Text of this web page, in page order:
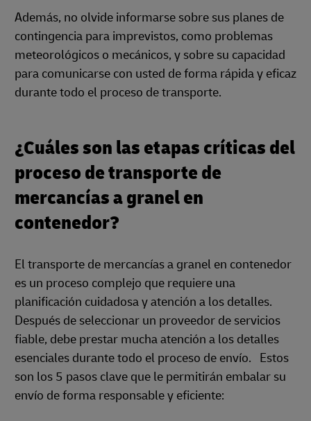
Además, no olvide informarse sobre sus planes de
contingencia para imprevistos, como problemas
meteorológicos o mecánicos, y sobre su capacidad
para comunicarse con usted de forma rápida y eficaz
durante todo el proceso de transporte.
¿Cuáles son las etapas críticas del
proceso de transporte de
mercancías a granel en
contenedor?
El transporte de mercancías a granel en contenedor
es un proceso complejo que requiere una
planificación cuidadosa y atención a los detalles.
Después de seleccionar un proveedor de servicios
fiable, debe prestar mucha atención a los detalles
esenciales durante todo el proceso de envío. Estos
son los 5 pasos clave que le permitirán embalar su
envío de forma responsable y eficiente: